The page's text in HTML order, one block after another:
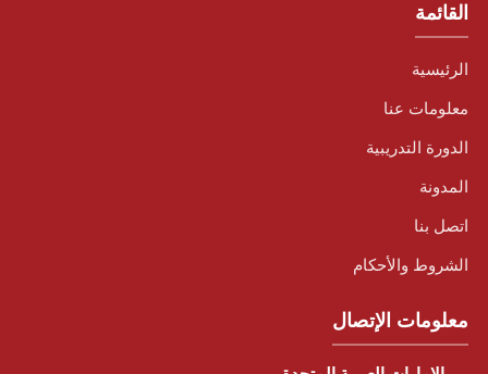
القائمة
الرئيسية
معلومات عنا
الدورة التدريبية
المدونة
اتصل بنا
الشروط والأحكام
معلومات الإتصال